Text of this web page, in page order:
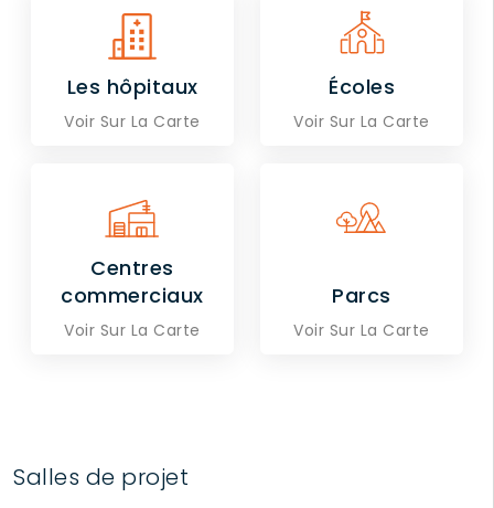
Les hôpitaux
Voir Sur La Carte
Écoles
Voir Sur La Carte
Centres
commerciaux
Voir Sur La Carte
Parcs
Voir Sur La Carte
Salles de projet